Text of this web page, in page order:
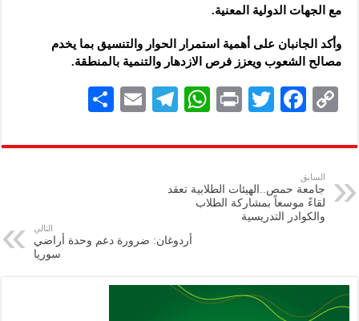
مع الجهات الدولية المعنية.
وأكد الجانبان على أهمية استمرار الحوار والتنسيق بما يخدم
مصالح الشعوب ويعزز فرص الازدهار والتنمية بالمنطقة.
C
p
y
Li
n
F
eb
k
T
tt
P
nt
W
at
A
p
Te
gr
E
ai
ar
السابق
جامعة حمص..الهيئات الطلابية تعقد
لقاءً موسعاً بمشاركة الطلاب
والكوادر التدريسية
التالي
أردوغان: ضرورة دعم وحدة أراضي
سوريا